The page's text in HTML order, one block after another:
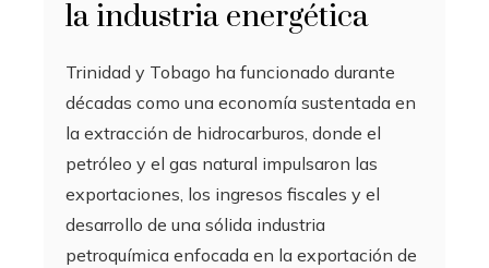
la industria energética
Trinidad y Tobago ha funcionado durante
décadas como una economía sustentada en
la extracción de hidrocarburos, donde el
petróleo y el gas natural impulsaron las
exportaciones, los ingresos fiscales y el
desarrollo de una sólida industria
petroquímica enfocada en la exportación de